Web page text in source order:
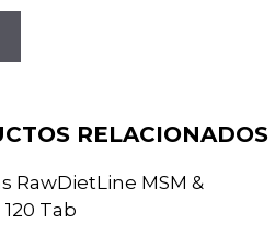
RELACIONADOS